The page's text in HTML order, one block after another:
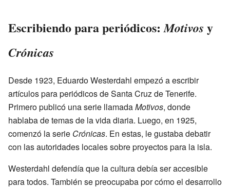
Escribiendo para periódicos:Motivos y
Crónicas
Desde 1923, Eduardo Westerdahl empezó a escribir
artículos para periódicos de Santa Cruz de Tenerife.
Primero publicó una serie llamadaMotivos, donde
hablaba de temas de la vida diaria. Luego, en 1925,
comenzó la serie Crónicas. En estas, le gustaba debatir
con las autoridades locales sobre proyectos para la isla.
Westerdahl defendía que la cultura debía ser accesible
para todos. También se preocupaba por cómo el desarrollo